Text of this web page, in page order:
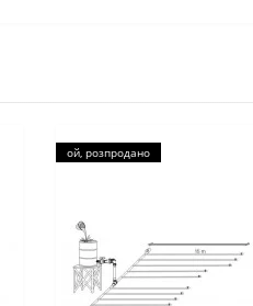
ой, розпродано